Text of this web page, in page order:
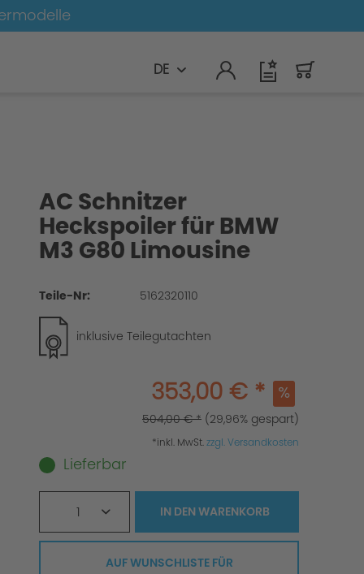
DE
AC Schnitzer
Heckspoiler für BMW
M3 G80 Limousine
Teile-Nr: 5162320110
inklusive Teilegutachten
353,00 € *
504,00 € * (29,96% gespart)
*inkl. MwSt.zzgl. Versandkosten
Lieferbar
1 IN DENWARENKORB
AUF WUNSCHLISTE FÜR